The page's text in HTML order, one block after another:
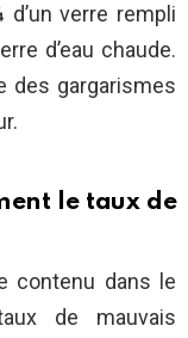
verre rempli
d’eau chaude.
des gargarismes
le taux de
contenu dans le
de mauvais